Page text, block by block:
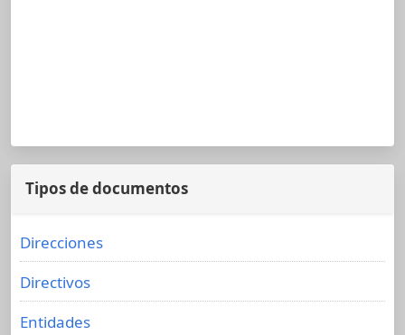
Tipos de documentos
Direcciones
Directivos
Entidades